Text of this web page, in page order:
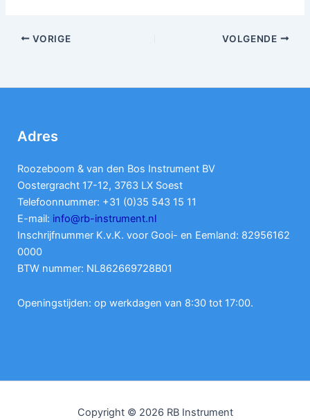
VORIGE VOLGENDE
Adres
Roozeboom & van den Bos Instrument BV
Oostergracht 17-12, 3763 LX Soest
Telefoonnummer: +31 (0)35 543 15 11
E-mail: info@rb-instrument.nl
Inschrijfnummer K.v.K. voor Gooi- en Eemland: 82956162
0000
BTW nummer: NL862669728B01
Openingstijden: op werkdagen van 8:30 tot 17:00.
Copyright © 2026 RB Instrument